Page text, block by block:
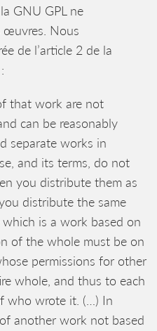
GNU GPL ne
œuvres. Nous
de l’article 2 de la
that work are not
can be reasonably
separate works in
and its terms, do not
you distribute them as
distribute the same
is a work based on
of the whole must be on
permissions for other
whole, and thus to each
who wrote it. (…) In
another work not based